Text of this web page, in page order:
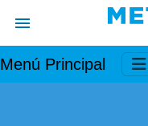
Menú Principal